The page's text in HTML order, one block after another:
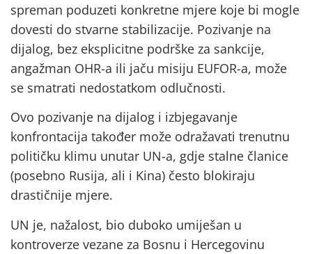
spreman poduzeti konkretne mjere koje bi mogle
dovesti do stvarne stabilizacije. Pozivanje na
dijalog, bez eksplicitne podrške za sankcije,
angažman OHR-a ili jaču misiju EUFOR-a, može
se smatrati nedostatkom odlučnosti.
Ovo pozivanje na dijalog i izbjegavanje
konfrontacija također može odražavati trenutnu
političku klimu unutar UN-a, gdje stalne članice
(posebno Rusija, ali i Kina) često blokiraju
drastičnije mjere.
UN je, nažalost, bio duboko umiješan u
kontroverze vezane za Bosnu i Hercegovinu